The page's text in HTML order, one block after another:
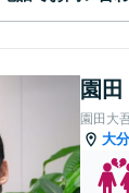
園
園田大
大